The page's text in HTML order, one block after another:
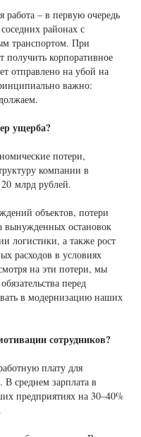
работа – в первую очередь
районах с
транспортом. При
получить корпоративное
отправлено на убой на
важно:
ущерба?
потери,
компании в
млрд рублей.
объектов, потери
вынужденных остановок
логистики, а также рост
расходов в условиях
на эти потери, мы
перед
в модернизацию наших
сотрудников?
плату для
среднем зарплата в
предприятиях на 30–40%